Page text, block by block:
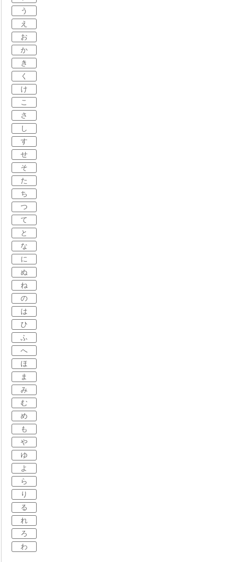
う
え
お
か
き
く
け
こ
さ
し
す
せ
そ
た
ち
つ
て
と
な
に
ぬ
ね
の
は
ひ
ふ
へ
ほ
ま
み
む
め
も
や
ゆ
よ
ら
り
る
れ
ろ
わ